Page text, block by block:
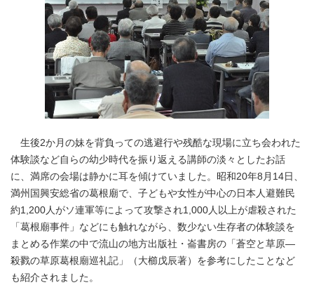
生後2か月の妹を背負っての逃避行や残酷な現場に立ち会われた
体験談など自らの幼少時代を振り返える講師の淡々としたお話
に、満席の会場は静かに耳を傾けていました。昭和20年8月14日、
満州国興安総省の葛根廟で、子どもや女性が中心の日本人避難民
約1,200人がソ連軍等によって攻撃され1,000人以上が虐殺された
「葛根廟事件」などにも触れながら、数少ない生存者の体験談を
まとめる作業の中で流山の地方出版社・崙書房の「蒼空と草原―
殺戮の草原葛根廟巡礼記」（大櫛戊辰著）を参考にしたことなど
も紹介されました。